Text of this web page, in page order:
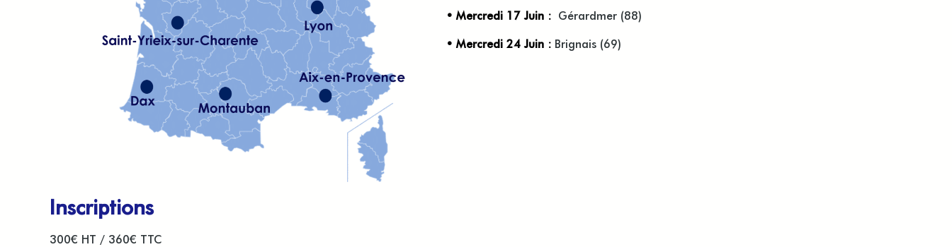
• Mercredi 17 Juin : Gérardmer (88)
• Mercredi 24 Juin : Brignais (69)
Inscriptions
300€ HT / 360€ TTC